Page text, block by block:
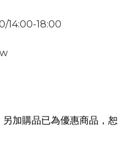
14:00-18:00
另加購品已為優惠商品，恕